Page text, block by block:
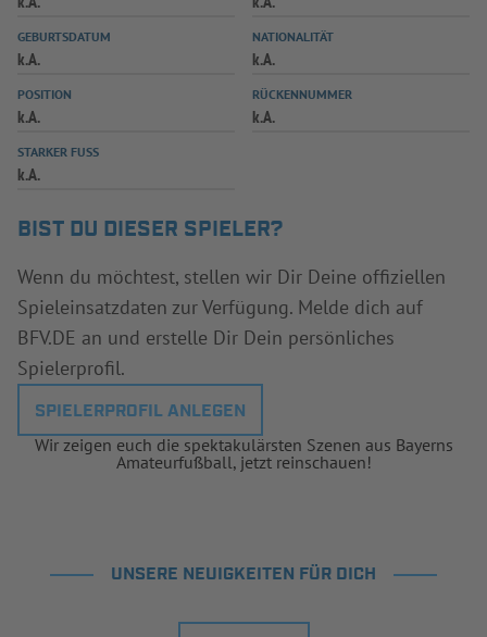
SPIELPLUS
GEBURTSDATUM
k.A.
NATIONALITÄT
k.A.
POSITION
k.A.
RÜCKENNUMMER
k.A.
STARKER FUSS
k.A.
BIST DU DIESER SPIELER?
Wenn du möchtest, stellen wir Dir Deine offiziellen
Spieleinsatzdaten zur Verfügung. Melde dich auf
BFV.DE an und erstelle Dir Dein persönliches
Spielerprofil.
SPIELERPROFIL ANLEGEN
Wir zeigen euch die spektakulärsten Szenen aus Bayerns
Amateurfußball, jetzt reinschauen!
UNSERE NEUIGKEITEN FÜR DICH